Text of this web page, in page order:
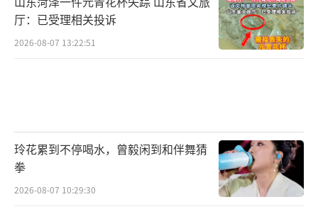
厅：已受理相关投诉
2026-08-07 13:22:51
玲花累到不停喝水，曾毅闲到和伴舞猜
拳
2026-08-07 10:29:30